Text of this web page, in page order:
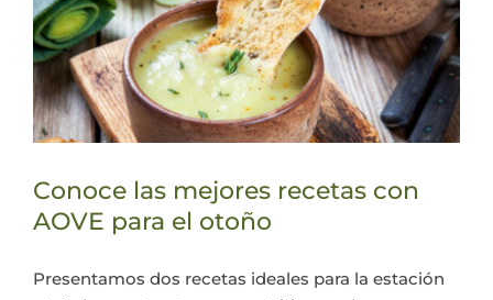
Conoce las mejores recetas con
AOVE para el otoño
Presentamos dos recetas ideales para la estación